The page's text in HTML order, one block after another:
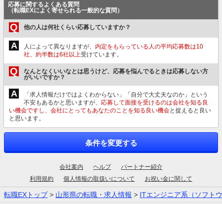
応募に関するよくある質問
（転職EXによく寄せられる一般的な質問）
Q 他の人は何社くらい応募していますか？
A 人によって異なりますが、 内定をもらっている人の平均応募数は10
社、約半数は6社以上受けています。
Q
なんとなくいいなとは思うけど、応募を悩んでるときは応募しない方
がいいですか？
A
「求人情報だけではよくわからない」「自分で大丈夫なのか」という
不安もあるかと思いますが、 応募して面接を受けるのは会社を知る良
い機会ですし、会社にとってもあなたのことを知る良い機会と捉えると良い
と思います。
条件を変更する
会社案内 ヘルプ
パートナー紹介
利用規約
個人情報の取扱いについて お祝い金に関して
転職EXトップ> 山形県の転職・求人情報 > ITエンジニア系（ソフト